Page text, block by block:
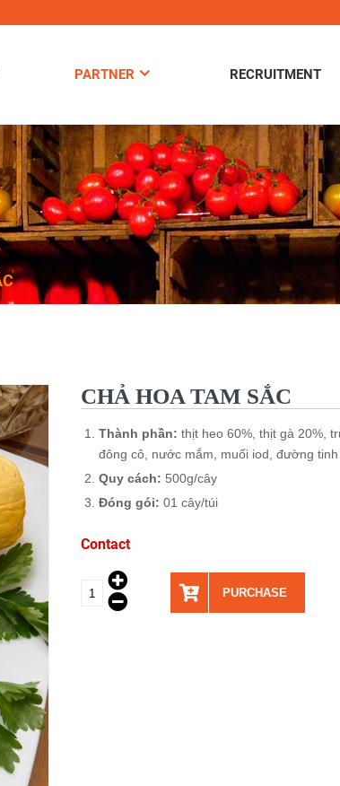
PARTNER RECRUITMENT
CHẢ HOA TAM SẮC
Thành phần:thịt heo 60%, thịt gà 20%,
đông cô, nước mắm, muối iod, đường tinh
Quy cách: 500g/cây
Đóng gói:01 cây/túi
Contact